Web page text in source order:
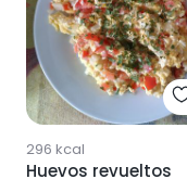
296 kcal
Huevos revueltos